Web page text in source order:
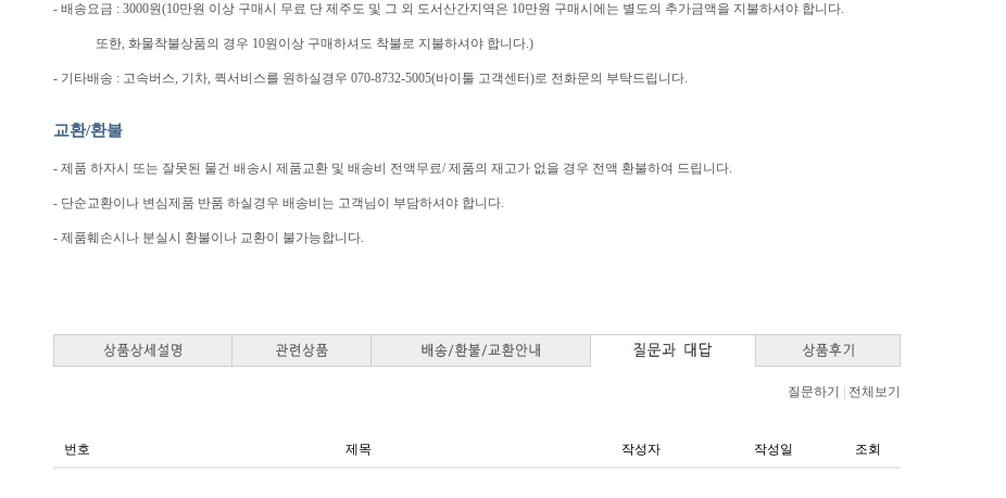
- 배송요금 : 3000원(10만원 이상 구매시 무료 단 제주도 및 그 외 도서산간지역은 10만원 구매시에는 별도의 추가금액을 지불하셔야 합니다.
또한, 화물착불상품의 경우 10원이상 구매하셔도 착불로 지불하셔야 합니다.)
- 기타배송 : 고속버스, 기차, 퀵서비스를 원하실경우 070-8732-5005(바이툴 고객센터)로 전화문의 부탁드립니다.
교환/환불
- 제품 하자시 또는 잘못된 물건 배송시 제품교환 및 배송비 전액무료/ 제품의 재고가 없을 경우 전액 환불하여 드립니다.
- 단순교환이나 변심제품 반품 하실경우 배송비는 고객님이 부담하셔야 합니다.
- 제품훼손시나 분실시 환불이나 교환이 불가능합니다.
질문하기 전체보기
번호 제목 작성자 작성일 조회